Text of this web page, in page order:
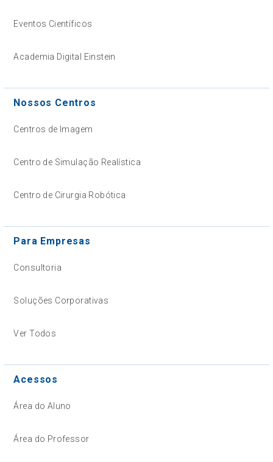
Eventos Científicos
Academia Digital Einstein
Nossos Centros
Centros de Imagem
Centro de Simulação Realística
Centro de Cirurgia Robótica
Para Empresas
Consultoria
Soluções Corporativas
Ver Todos
Acessos
Área do Aluno
Área do Professor